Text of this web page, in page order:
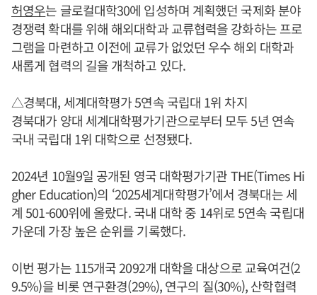
허영우는 글로컬대학30에 입성하며 계획했던 국제화 분야
경쟁력 확대를 위해 해외대학과 교류협력을 강화하는 프로
그램을 마련하고 이전에 교류가 없었던 우수 해외 대학과
새롭게 협력의 길을 개척하고 있다.
△경북대, 세계대학평가 5연속 국립대 1위 차지
경북대가 양대 세계대학평가기관으로부터 모두 5년 연속
국내 국립대 1위 대학으로 선정됐다.
2024년 10월9일 공개된 영국 대학평가기관 THE(Times Hi
gher Education)의 ‘2025세계대학평가’에서 경북대는 세
계 501-600위에 올랐다. 국내 대학 중 14위로 5연속 국립대
가운데 가장 높은 순위를 기록했다.
이번 평가는 115개국 2092개 대학을 대상으로 교육여건(2
9.5%)을 비롯 연구환경(29%), 연구의 질(30%), 산학협력